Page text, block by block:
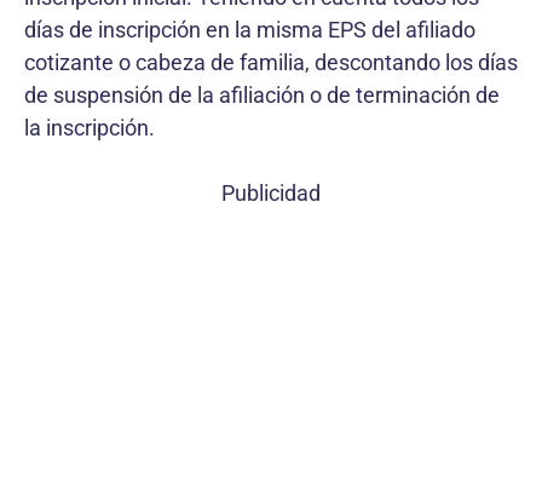
días de inscripción en la misma EPS del afiliado
cotizante o cabeza de familia, descontando los días
de suspensión de la afiliación o de terminación de
la inscripción.
Publicidad